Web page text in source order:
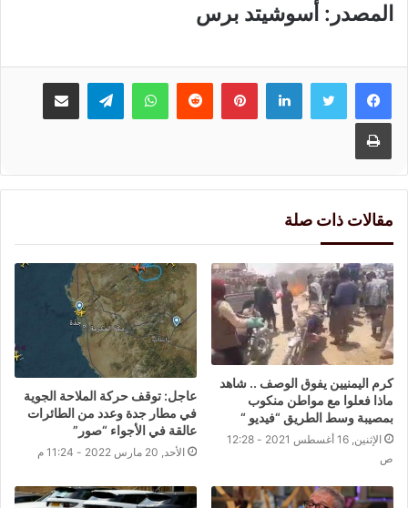
المصدر: أسوشيتد برس
لينكدإنبينتيريست واتسابتيلقرام مشاركة عبر البريد
طباعة
مقالات ذات صلة
كرم اليمنيين يفوق الوصف .. شاهد
ماذا فعلوا مع مواطن منكوب
بمصيبة وسط الطريق “فيديو “
الإثنين, 16 أغسطس 2021 - 12:28
ص
عاجل: توقف حركة الملاحة الجوية
في ⁧‫مطار جدة‬⁩ وعدد من الطائرات
عالقة في الأجواء “صور”
الأحد, 20 مارس 2022 - 11:24 م